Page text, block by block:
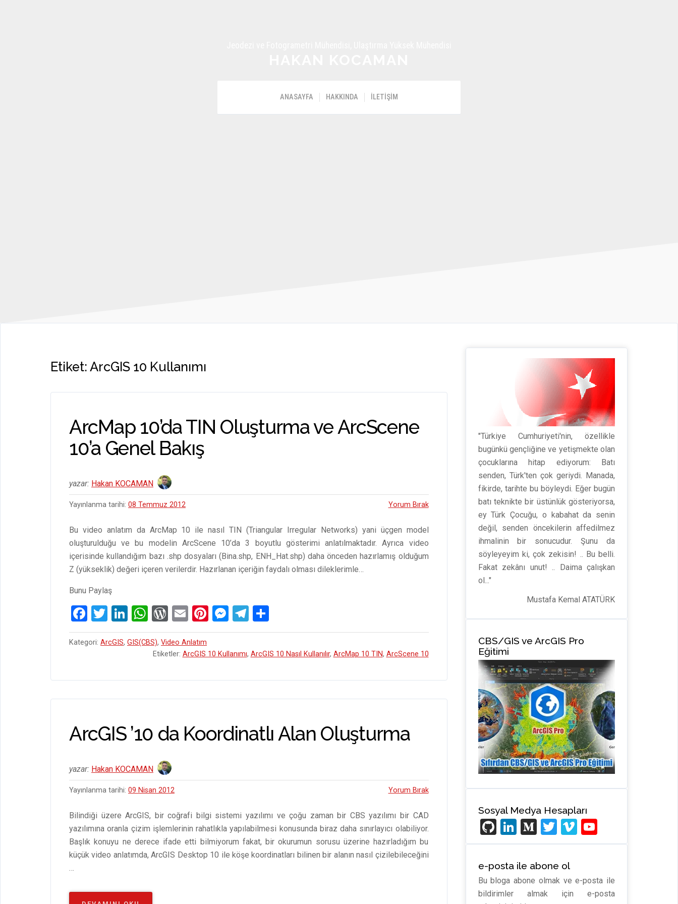
ANASAYFA HAKKINDA İLETIŞIM
Etiket: ArcGIS 10 Kullanımı
ArcMap 10’da TIN Oluşturma ve ArcScene
10’a Genel Bakış
yazar: Hakan KOCAMAN
Yayınlanma tarihi: 08 Temmuz 2012 Yorum Bırak
Bu video anlatım da ArcMap 10 ile nasıl TIN (Triangular Irregular Networks) yani üçgen model
oluşturulduğu ve bu modelin ArcScene 10’da 3 boyutlu gösterimi anlatılmaktadır. Ayrıca video
içerisinde kullandığım bazı .shp dosyaları (Bina.shp, ENH_Hat.shp) daha önceden hazırlamış olduğum
Z (yükseklik) değeri içeren verilerdir. Hazırlanan içeriğin faydalı olması dileklerimle…
Bunu Paylaş
F
a
ce
o
o
T
wi
tt
Li
n
ke
n
W
h
at
s
A
p
W
or
d
Pr
es
s
E
m
ail
Pi
nt
er
es
t
M
es
se
n
g
er
T
el
e
gr
a
m
h
ar
e
Kategori: ArcGIS, GIS(CBS), Video Anlatım
Etiketler: ArcGIS 10 Kullanımı, ArcGIS 10 Nasıl Kullanılır, ArcMap 10 TIN, ArcScene 10
ArcGIS ’10 da Koordinatlı Alan Oluşturma
yazar: Hakan KOCAMAN
Yayınlanma tarihi: 09 Nisan 2012 Yorum Bırak
Bilindiği üzere ArcGIS, bir coğrafi bilgi sistemi yazılımı ve çoğu zaman bir CBS yazılımı bir CAD
yazılımına oranla çizim işlemlerinin rahatlıkla yapılabilmesi konusunda biraz daha sınırlayıcı olabiliyor.
Başlık konuyu ne derece ifade etti bilmiyorum fakat, bir okurumun sorusu üzerine hazırladığım bu
küçük video anlatımda, ArcGIS Desktop 10 ile köşe koordinatları bilinen bir alanın nasıl çizilebileceğini
…
"Türkiye Cumhuriyeti'nin, özellikle
bugünkü gençliğine ve yetişmekte olan
çocuklarına hitap ediyorum: Batı
senden, Türk'ten çok geriydi. Manada,
fikirde, tarihte bu böyleydi. Eğer bugün
batı teknikte bir üstünlük gösteriyorsa,
ey Türk Çocuğu, o kabahat da senin
değil, senden öncekilerin affedilmez
ihmalinin bir sonucudur. Şunu da
söyleyeyim ki, çok zekisin! .. Bu belli.
Fakat zekânı unut! .. Daima çalışkan
ol..."
Mustafa Kemal ATATÜRK
CBS/GIS ve ArcGIS Pro
Eğitimi
Sosyal Medya Hesapları
Gi
t
H
u
b
Li
n
ke
dI
M
e
di
u
m
T
wi
tt
er
Vi
m
o
Y
o
T
u
e-posta ile abone ol
Bu bloga abone olmak ve e-posta ile
bildirimler almak için e-posta